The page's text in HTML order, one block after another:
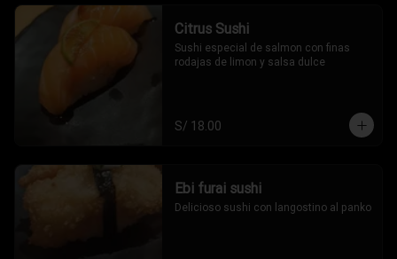
Citrus Sushi
Sushi especial de salmon con finas
rodajas de limon y salsa dulce
S/ 18.00
Ebi furai sushi
Delicioso sushi con langostino al panko